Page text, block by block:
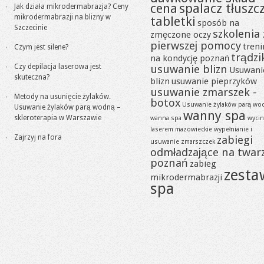
Jak działa mikrodermabrazja? Ceny
mikrodermabrazji na blizny w
Szczecinie
Czym jest silene?
Czy depilacja laserowa jest
skuteczna?
Metody na usunięcie żylaków.
Usuwanie żylaków parą wodną –
skleroterapia w Warszawie
Zajrzyj na fora
cena spalacz
tabletki sposób na
zmęczone oczy szkolenia
pierwszej pomocy
na kondycję poznań
usuwanie blizn
blizn usuwanie pieprzyków
usuwanie zmarszek -
botox Usuwanie żylaków parą
wanna spa wanny spa
laserem mazowieckie wypełnianie i
usuwanie zmarszczek zabiegi
odmładzające na
poznań zabieg
mikrodermabrazji
spa